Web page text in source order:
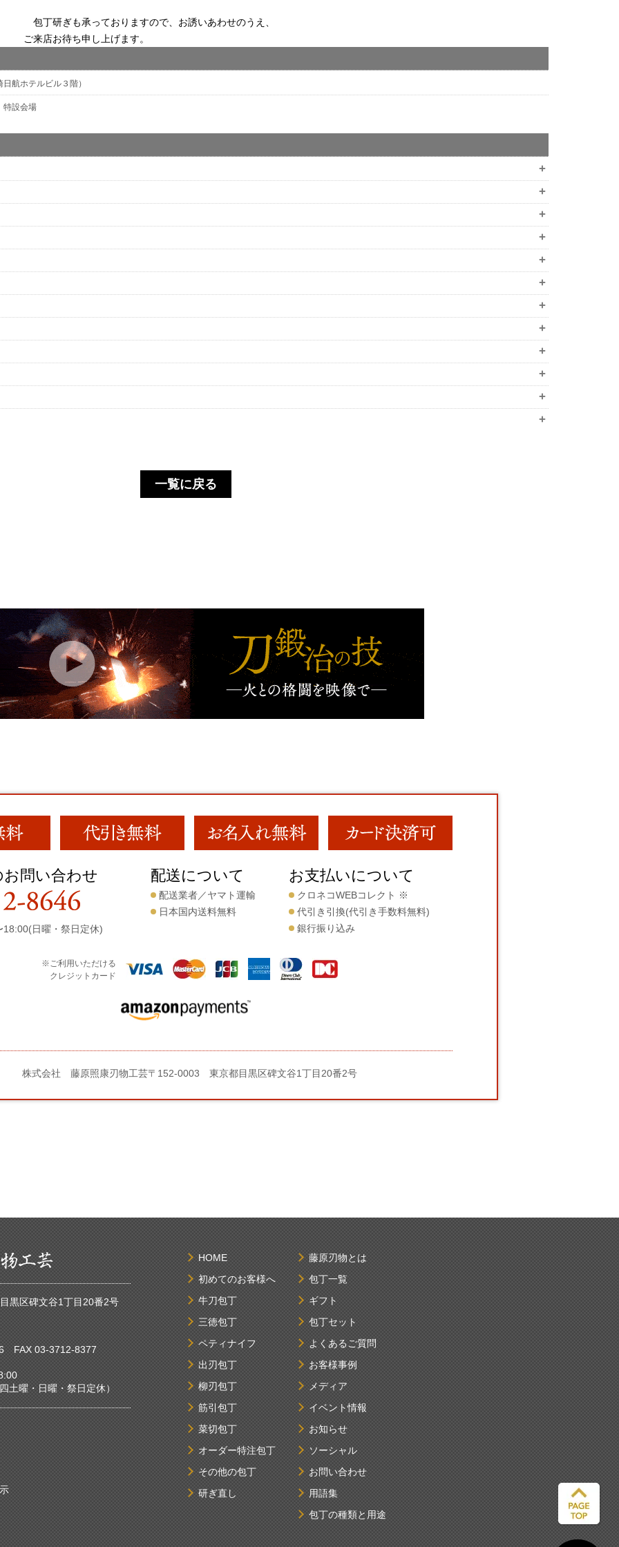
包丁研ぎも承っておりますので、お誘いあわせのうえ、
ご来店お待ち申し上げます。
航ホテルビル３階）
設会場
+
+
+
+
+
+
+
+
+
+
+
+
一覧に戻る
問い合わせ
日曜・祭日定休)
配送について
配送業者／ヤマト運輸
日本国内送料無料
お支払いについて
クロネコWEBコレクト ※
代引き引換(代引き手数料無料)
銀行振り込み
※ご利用いただける
クレジットカード
株式会社 藤原照康刃物工芸〒152-0003 東京都目黒区碑文谷1丁目20番2号
黒区碑文谷1丁目20番2号
FAX 03-3712-8377
日曜・祭日定休）
HOME
初めてのお客様へ
牛刀包丁
三徳包丁
ペティナイフ
出刃包丁
柳刃包丁
筋引包丁
菜切包丁
オーダー特注包丁
その他の包丁
研ぎ直し
藤原刃物とは
包丁一覧
ギフト
包丁セット
よくあるご質問
お客様事例
メディア
イベント情報
お知らせ
ソーシャル
お問い合わせ
用語集
包丁の種類と用途